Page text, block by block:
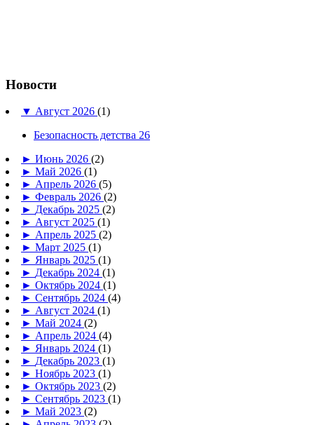
Новости
▼ Август 2026 (1)
Безопасность детства 26
► Июнь 2026 (2)
► Май 2026 (1)
► Апрель 2026 (5)
► Февраль 2026 (2)
► Декабрь 2025 (2)
► Август 2025 (1)
► Апрель 2025 (2)
► Март 2025 (1)
► Январь 2025 (1)
► Декабрь 2024 (1)
► Октябрь 2024 (1)
► Сентябрь 2024 (4)
► Август 2024 (1)
► Май 2024 (2)
► Апрель 2024 (4)
► Январь 2024 (1)
► Декабрь 2023 (1)
► Ноябрь 2023 (1)
► Октябрь 2023 (2)
► Сентябрь 2023 (1)
► Май 2023 (2)